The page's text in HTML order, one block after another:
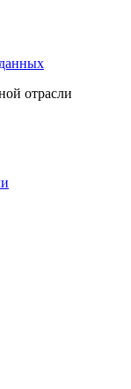
отрасли